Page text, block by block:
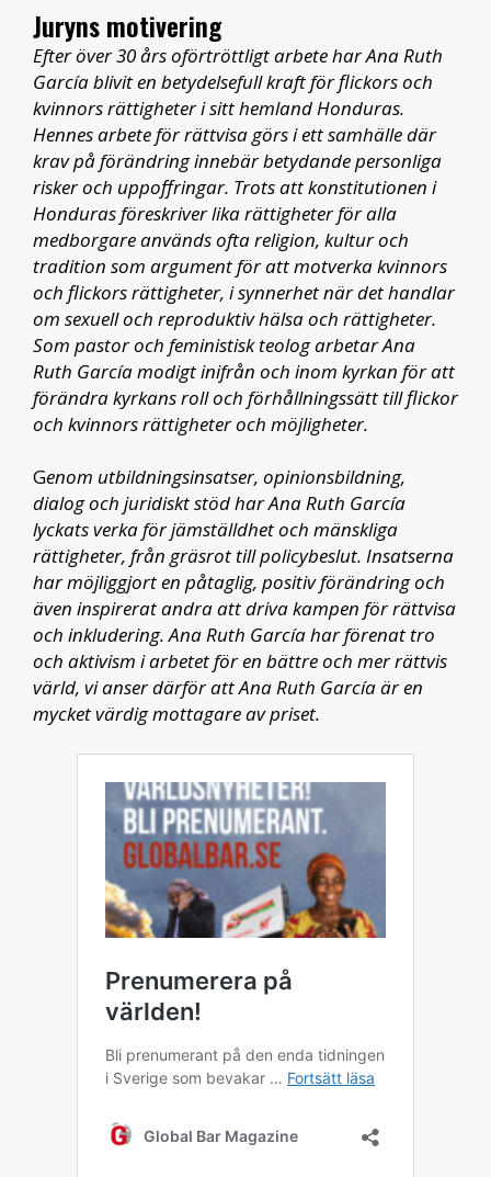
Juryns motivering
Efter över 30 års oförtröttligt arbete har Ana Ruth
García blivit en betydelsefull kraft för flickors och
kvinnors rättigheter i sitt hemland Honduras.
Hennes arbete för rättvisa görs i ett samhälle där
krav på förändring innebär betydande personliga
risker och uppoffringar. Trots att konstitutionen i
Honduras föreskriver lika rättigheter för alla
medborgare används ofta religion, kultur och
tradition som argument för att motverka kvinnors
och flickors rättigheter, i synnerhet när det handlar
om sexuell och reproduktiv hälsa och rättigheter.
Som pastor och feministisk teolog arbetar Ana
Ruth García modigt inifrån och inom kyrkan för att
förändra kyrkans roll och förhållningssätt till flickor
och kvinnors rättigheter och möjligheter.
Genom utbildningsinsatser, opinionsbildning,
dialog och juridiskt stöd har Ana Ruth García
lyckats verka för jämställdhet och mänskliga
rättigheter, från gräsrot till policybeslut. Insatserna
har möjliggjort en påtaglig, positiv förändring och
även inspirerat andra att driva kampen för rättvisa
och inkludering. Ana Ruth García har förenat tro
och aktivism i arbetet för en bättre och mer rättvis
värld, vi anser därför att Ana Ruth García är en
mycket värdig mottagare av priset.